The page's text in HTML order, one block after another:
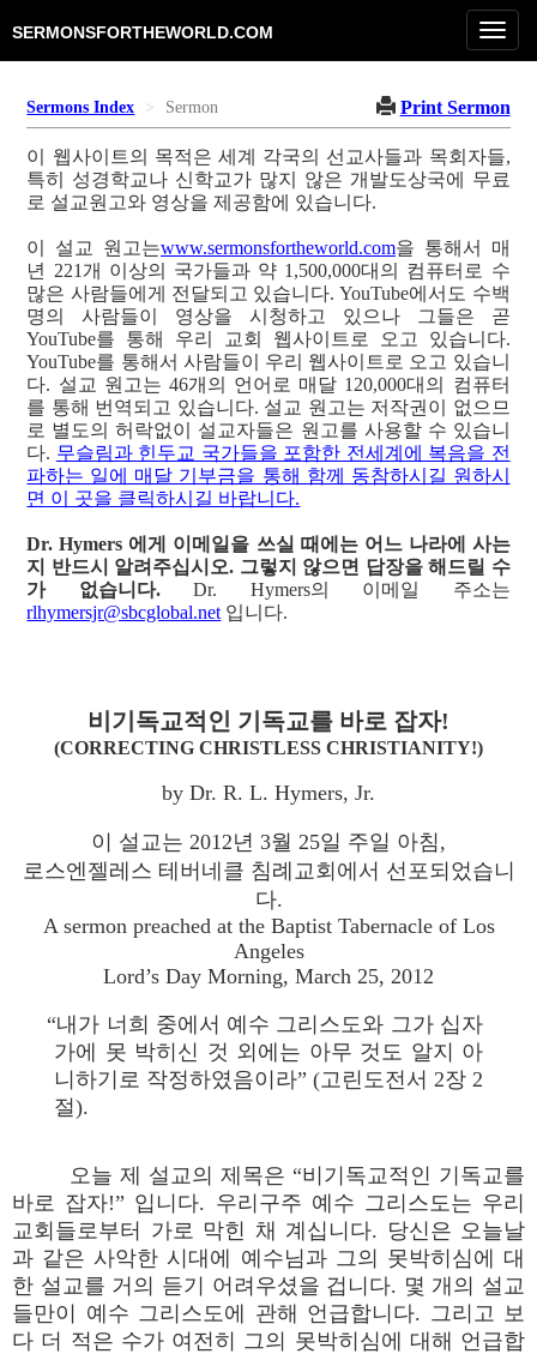
SERMONSFORTHEWORLD.COM
Sermons Index Sermon Print Sermon
이 웹사이트의 목적은 세계 각국의 선교사들과 목회자들,
특히 성경학교나 신학교가 많지 않은 개발도상국에 무료
로 설교원고와 영상을 제공함에 있습니다.
이 설교 원고는www.sermonsfortheworld.com을 통해서 매
년 221개 이상의 국가들과 약 1,500,000대의 컴퓨터로 수
많은 사람들에게 전달되고 있습니다. YouTube에서도 수백
명의 사람들이 영상을 시청하고 있으나 그들은 곧
YouTube를 통해 우리 교회 웹사이트로 오고 있습니다.
YouTube를 통해서 사람들이 우리 웹사이트로 오고 있습니
다. 설교 원고는 46개의 언어로 매달 120,000대의 컴퓨터
를 통해 번역되고 있습니다. 설교 원고는 저작권이 없으므
로 별도의 허락없이 설교자들은 원고를 사용할 수 있습니
다. 무슬림과 힌두교 국가들을 포함한 전세계에 복음을 전
파하는 일에 매달 기부금을 통해 함께 동참하시길 원하시
면 이 곳을 클릭하시길 바랍니다.
Dr. Hymers 에게 이메일을 쓰실 때에는 어느 나라에 사는
지 반드시 알려주십시오. 그렇지 않으면 답장을 해드릴 수
가 없습니다.Dr. Hymers의 이메일 주소는
rlhymersjr@sbcglobal.net 입니다.
비기독교적인 기독교를 바로 잡자!
(CORRECTING CHRISTLESS CHRISTIANITY!)
by Dr. R. L. Hymers, Jr.
이 설교는 2012년 3월 25일 주일 아침,
로스엔젤레스 테버네클 침례교회에서 선포되었습니
다.
A sermon preached at the Baptist Tabernacle of Los
Angeles
Lord’s Day Morning, March 25, 2012
“내가 너희 중에서 예수 그리스도와 그가 십자
가에 못 박히신 것 외에는 아무 것도 알지 아
니하기로 작정하였음이라” (고린도전서 2장 2
절).
오늘 제 설교의 제목은 “비기독교적인 기독교를
바로 잡자!” 입니다. 우리구주 예수 그리스도는 우리
교회들로부터 가로 막힌 채 계십니다. 당신은 오늘날
과 같은 사악한 시대에 예수님과 그의 못박히심에 대
한 설교를 거의 듣기 어려우셨을 겁니다. 몇 개의 설교
들만이 예수 그리스도에 관해 언급합니다. 그리고 보
다 더 적은 수가 여전히 그의 못박히심에 대해 언급합